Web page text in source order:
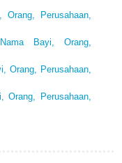
Perusahaan,
Bayi, Orang,
Orang, Perusahaan,
Orang, Perusahaan,